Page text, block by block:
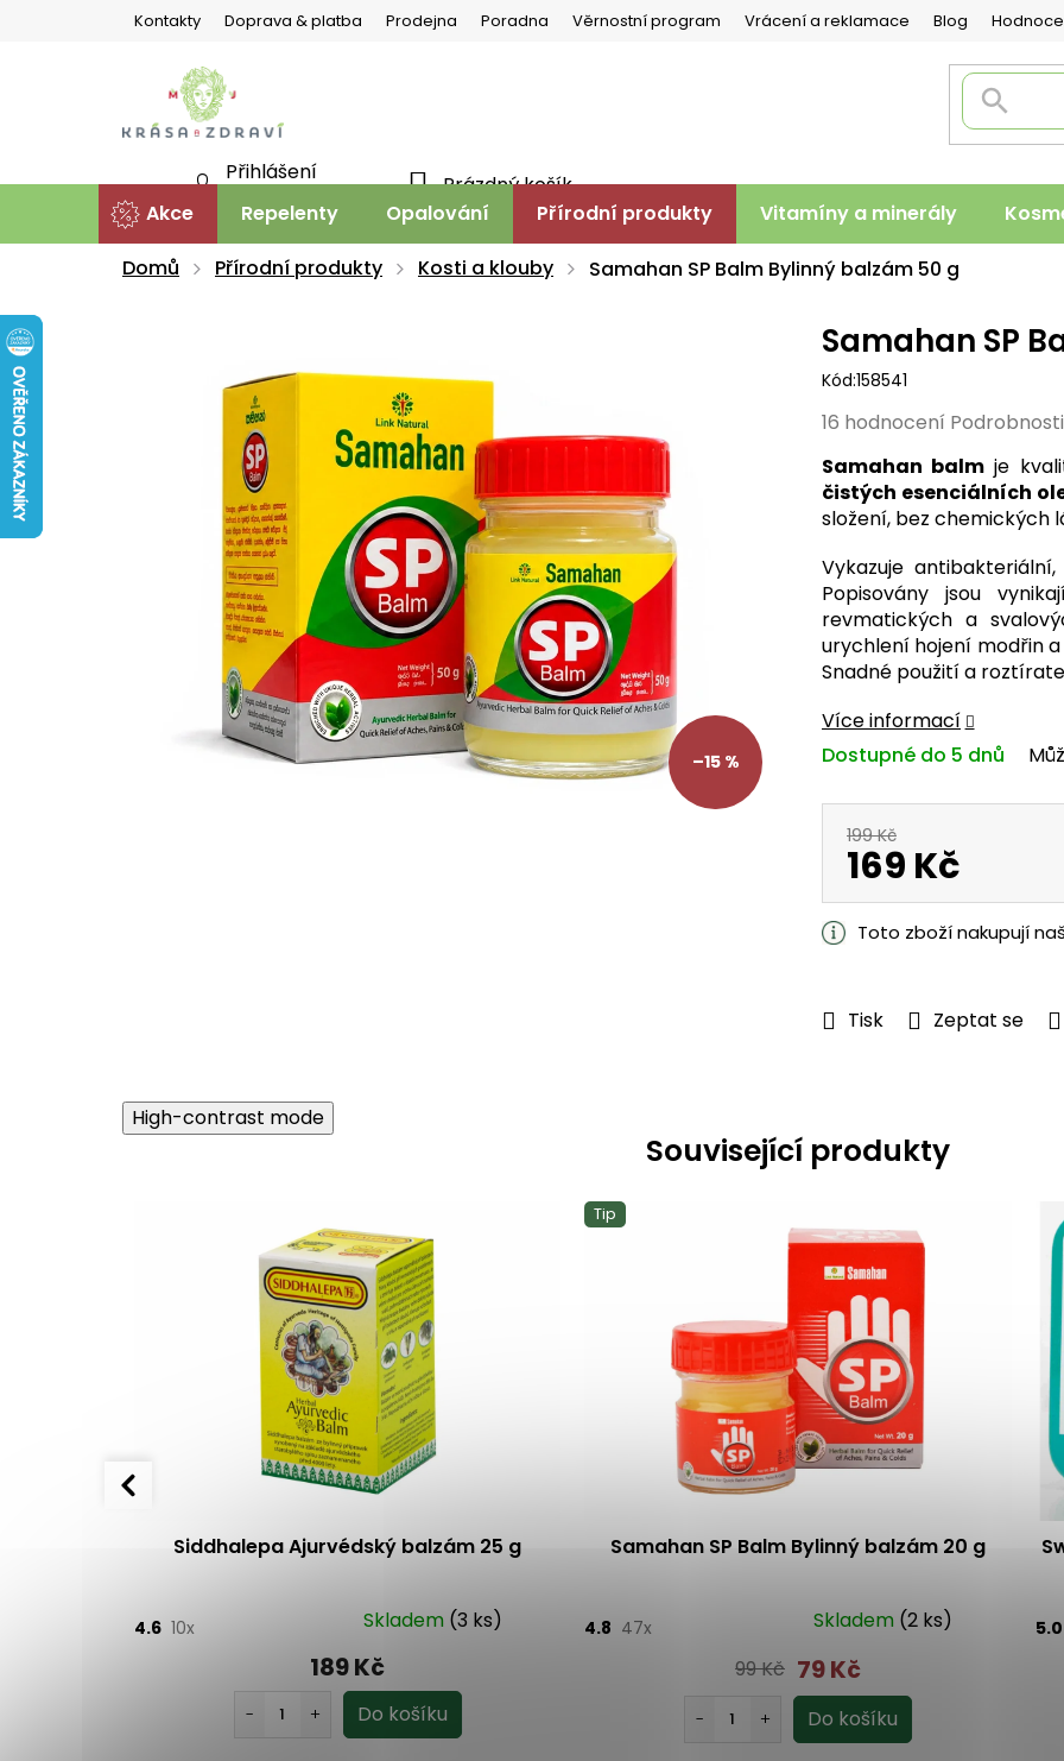
Kontakty Doprava & platba Prodejna Poradna Věrnostní program Vrácení a reklamace Blog
KOŠÍK
Prázdný košík
Přihlášení
Akce Repelenty Opalování Přírodní produkty Vitamíny a minerály
Domů
Přírodní produkty Kosti a klouby Samahan SP Balm Bylinný balzám 50 g
–15 %
Samahan balm je
čistých esenciálních
složení, bez chemických
Vykazuje
Popisovány jsou
revmatických a
urychlení hojení modřin
Snadné použití a
Více informací
Tisk Zeptat se
Dostupné do 5 dnů
Samahan SP
Kód:158541
Průměrné
produktu
je
4,6
5
hvězdiček.
16 hodnocení
199 Kč
169 Kč
Měrná
cena:
Toto zboží nakupují
High-contrast mode
Související produkty
Siddhalepa Ajurvédský balzám 25 g
4.6 10x Skladem (3 ks)
189 Kč
Tip
Samahan SP Balm Bylinný balzám 20 g
4.8 47x Skladem (2 ks)
99 Kč 79 Kč
5.0